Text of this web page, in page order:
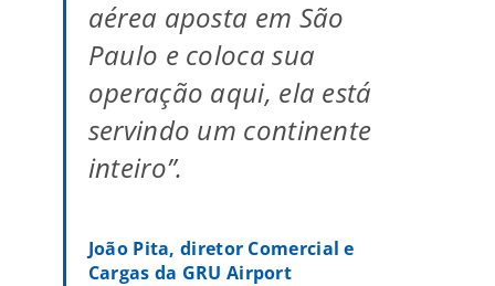
aérea aposta em São
Paulo e coloca sua
operação aqui, ela está
servindo um continente
inteiro”.
João Pita, diretor Comercial e
Cargas da GRU Airport